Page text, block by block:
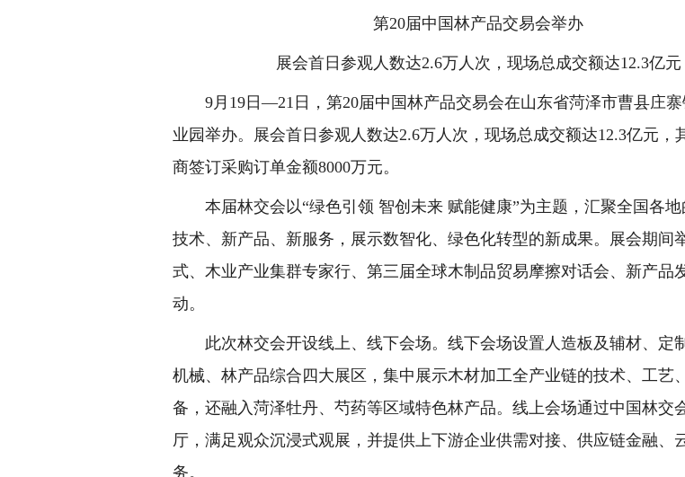
第20届中国林产品交易会举办
​展会首日参观人数达2.6万人次，现场总成交额达12.3亿元
9月19日—21日，第20届中国林产品交易会在山东省菏泽市曹县庄
业园举办。展会首日参观人数达2.6万人次，现场总成交额达12.3亿元，
商签订采购订单金额8000万元。
本届林交会以“绿色引领 智创未来 赋能健康”为主题，汇聚全国各
技术、新产品、新服务，展示数智化、绿色化转型的新成果。展会期间
式、木业产业集群专家行、第三届全球木制品贸易摩擦对话会、新产品
动。
此次林交会开设线上、线下会场。线下会场设置人造板及辅材、定
机械、林产品综合四大展区，集中展示木材加工全产业链的技术、工艺
备，还融入菏泽牡丹、芍药等区域特色林产品。线上会场通过中国林交
厅，满足观众沉浸式观展，并提供上下游企业供需对接、供应链金融、
务。